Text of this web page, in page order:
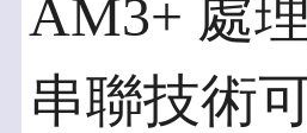
AM3+ 處
串聯技術